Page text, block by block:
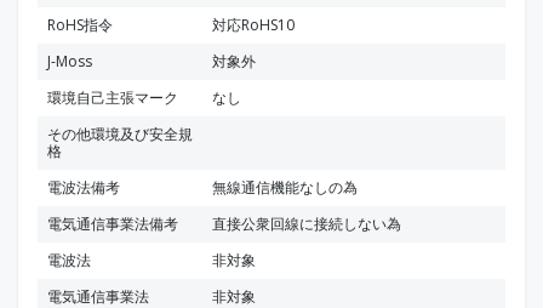
RoHS指令
対応RoHS10
J-Moss
対象外
環境自己主張マーク
なし
その他環境及び安全規
格
電波法備考
無線通信機能なしの為
電気通信事業法備考
直接公衆回線に接続しない為
電波法
非対象
電気通信事業法
非対象